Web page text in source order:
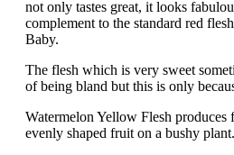
not only tastes great, it looks
complement to the standard red
Baby.
The flesh which is very sweet
of being bland but this is only
Watermelon Yellow Flesh
evenly shaped fruit on a bushy plant.